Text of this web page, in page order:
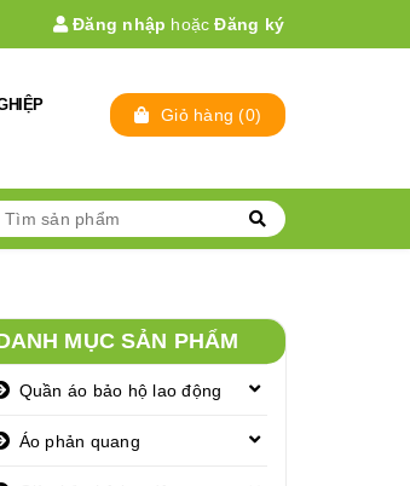
Đăng nhập hoặc Đăng ký
Giỏ hàng (0)
MỤC SẢN PHẨM
Quần áo bảo hộ lao động
Áo phản quang